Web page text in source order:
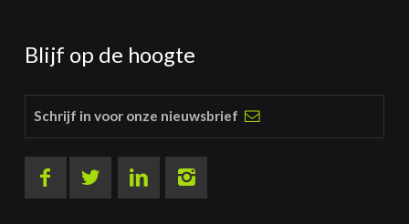
Blijf op de hoogte
Schrijf in voor onze nieuwsbrief